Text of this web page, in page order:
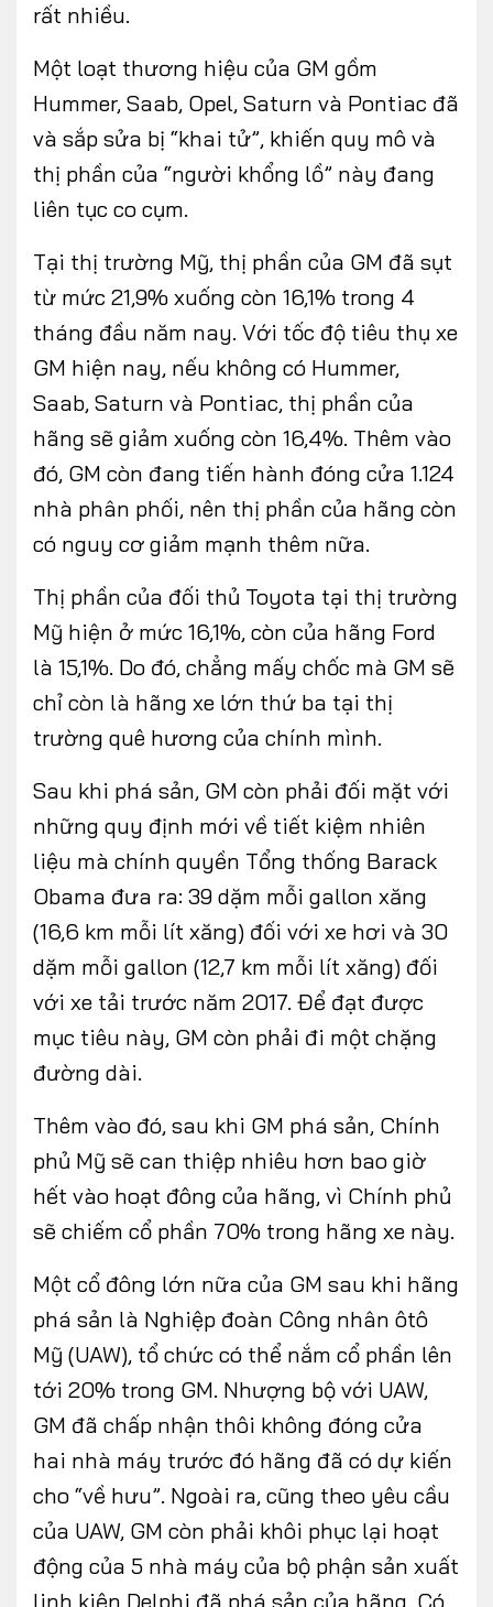
rất nhiều.
Một loạt thương hiệu của GM gồm
Hummer, Saab, Opel, Saturn và Pontiac đã
và sắp sửa bị “khai tử”, khiến quy mô và
thị phần của “người khổng lồ” này đang
liên tục co cụm.
Tại thị trường Mỹ, thị phần của GM đã sụt
từ mức 21,9% xuống còn 16,1% trong 4
tháng đầu năm nay. Với tốc độ tiêu thụ xe
GM hiện nay, nếu không có Hummer,
Saab, Saturn và Pontiac, thị phần của
hãng sẽ giảm xuống còn 16,4%. Thêm vào
đó, GM còn đang tiến hành đóng cửa 1.124
nhà phân phối, nên thị phần của hãng còn
có nguy cơ giảm mạnh thêm nữa.
Thị phần của đối thủ Toyota tại thị trường
Mỹ hiện ở mức 16,1%, còn của hãng Ford
là 15,1%. Do đó, chẳng mấy chốc mà GM sẽ
chỉ còn là hãng xe lớn thứ ba tại thị
trường quê hương của chính mình.
Sau khi phá sản, GM còn phải đối mặt với
những quy định mới về tiết kiệm nhiên
liệu mà chính quyền Tổng thống Barack
Obama đưa ra: 39 dặm mỗi gallon xăng
(16,6 km mỗi lít xăng) đối với xe hơi và 30
dặm mỗi gallon (12,7 km mỗi lít xăng) đối
với xe tải trước năm 2017. Để đạt được
mục tiêu này, GM còn phải đi một chặng
đường dài.
Thêm vào đó, sau khi GM phá sản, Chính
phủ Mỹ sẽ can thiệp nhiêu hơn bao giờ
hết vào hoạt đông của hãng, vì Chính phủ
sẽ chiếm cổ phần 70% trong hãng xe này.
Một cổ đông lớn nữa của GM sau khi hãng
phá sản là Nghiệp đoàn Công nhân ôtô
Mỹ (UAW), tổ chức có thể nắm cổ phần lên
tới 20% trong GM. Nhượng bộ với UAW,
GM đã chấp nhận thôi không đóng cửa
hai nhà máy trước đó hãng đã có dự kiến
cho “về hưu”. Ngoài ra, cũng theo yêu cầu
của UAW, GM còn phải khôi phục lại hoạt
động của 5 nhà máy của bộ phận sản xuất
linh kiện Delphi đã phá sản của hãng. Có